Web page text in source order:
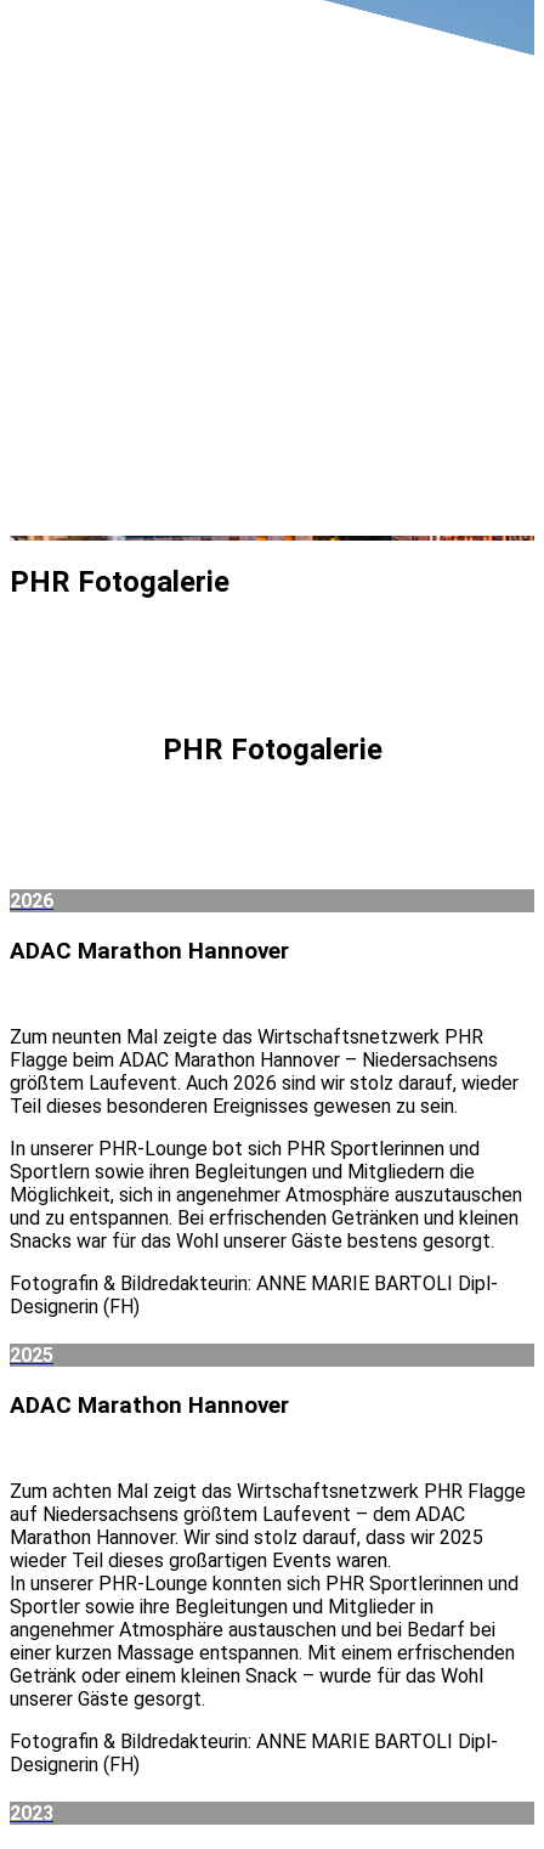
PHR Fotogalerie
PHR Fotogalerie
2026
ADAC Marathon Hannover
Zum neunten Mal zeigte das Wirtschaftsnetzwerk PHR
Flagge beim ADAC Marathon Hannover – Niedersachsens
größtem Laufevent. Auch 2026 sind wir stolz darauf, wieder
Teil dieses besonderen Ereignisses gewesen zu sein.
In unserer PHR-Lounge bot sich PHR Sportlerinnen und
Sportlern sowie ihren Begleitungen und Mitgliedern die
Möglichkeit, sich in angenehmer Atmosphäre auszutauschen
und zu entspannen. Bei erfrischenden Getränken und kleinen
Snacks war für das Wohl unserer Gäste bestens gesorgt.
Fotografin & Bildredakteurin: ANNE MARIE BARTOLI Dipl-
Designerin (FH)
2025
ADAC Marathon Hannover
Zum achten Mal zeigt das Wirtschaftsnetzwerk PHR Flagge
auf Niedersachsens größtem Laufevent – dem ADAC
Marathon Hannover. Wir sind stolz darauf, dass wir 2025
wieder Teil dieses großartigen Events waren.
In unserer PHR-Lounge konnten sich PHR Sportlerinnen und
Sportler sowie ihre Begleitungen und Mitglieder in
angenehmer Atmosphäre austauschen und bei Bedarf bei
einer kurzen Massage entspannen. Mit einem erfrischenden
Getränk oder einem kleinen Snack – wurde für das Wohl
unserer Gäste gesorgt.
Fotografin & Bildredakteurin: ANNE MARIE BARTOLI Dipl-
Designerin (FH)
2023